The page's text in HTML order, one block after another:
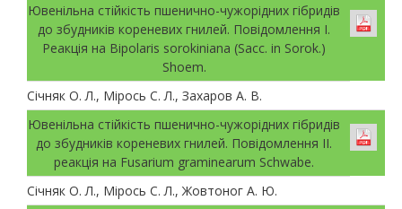
Ювенільна стійкість пшенично-чужорідних гібридів
до збудників кореневих гнилей. Повідомлення І.
Реакція на Bipolaris sorokiniana (Sacc. in Sorok.)
Shoem.
Січняк О. Л., Мірось С. Л., Захаров А. В.
Ювенільна стійкість пшенично-чужорідних гібридів
до збудників кореневих гнилей. Повідомлення ІІ.
реакція на Fusarium graminearum Schwabe.
Січняк О. Л., Мірось С. Л., Жовтоног А. Ю.